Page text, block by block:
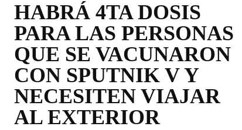
HABRÁ 4TA DOSIS
PARA LAS PERSONAS
QUE SE VACUNARON
CON SPUTNIK V Y
NECESITEN VIAJAR
AL EXTERIOR